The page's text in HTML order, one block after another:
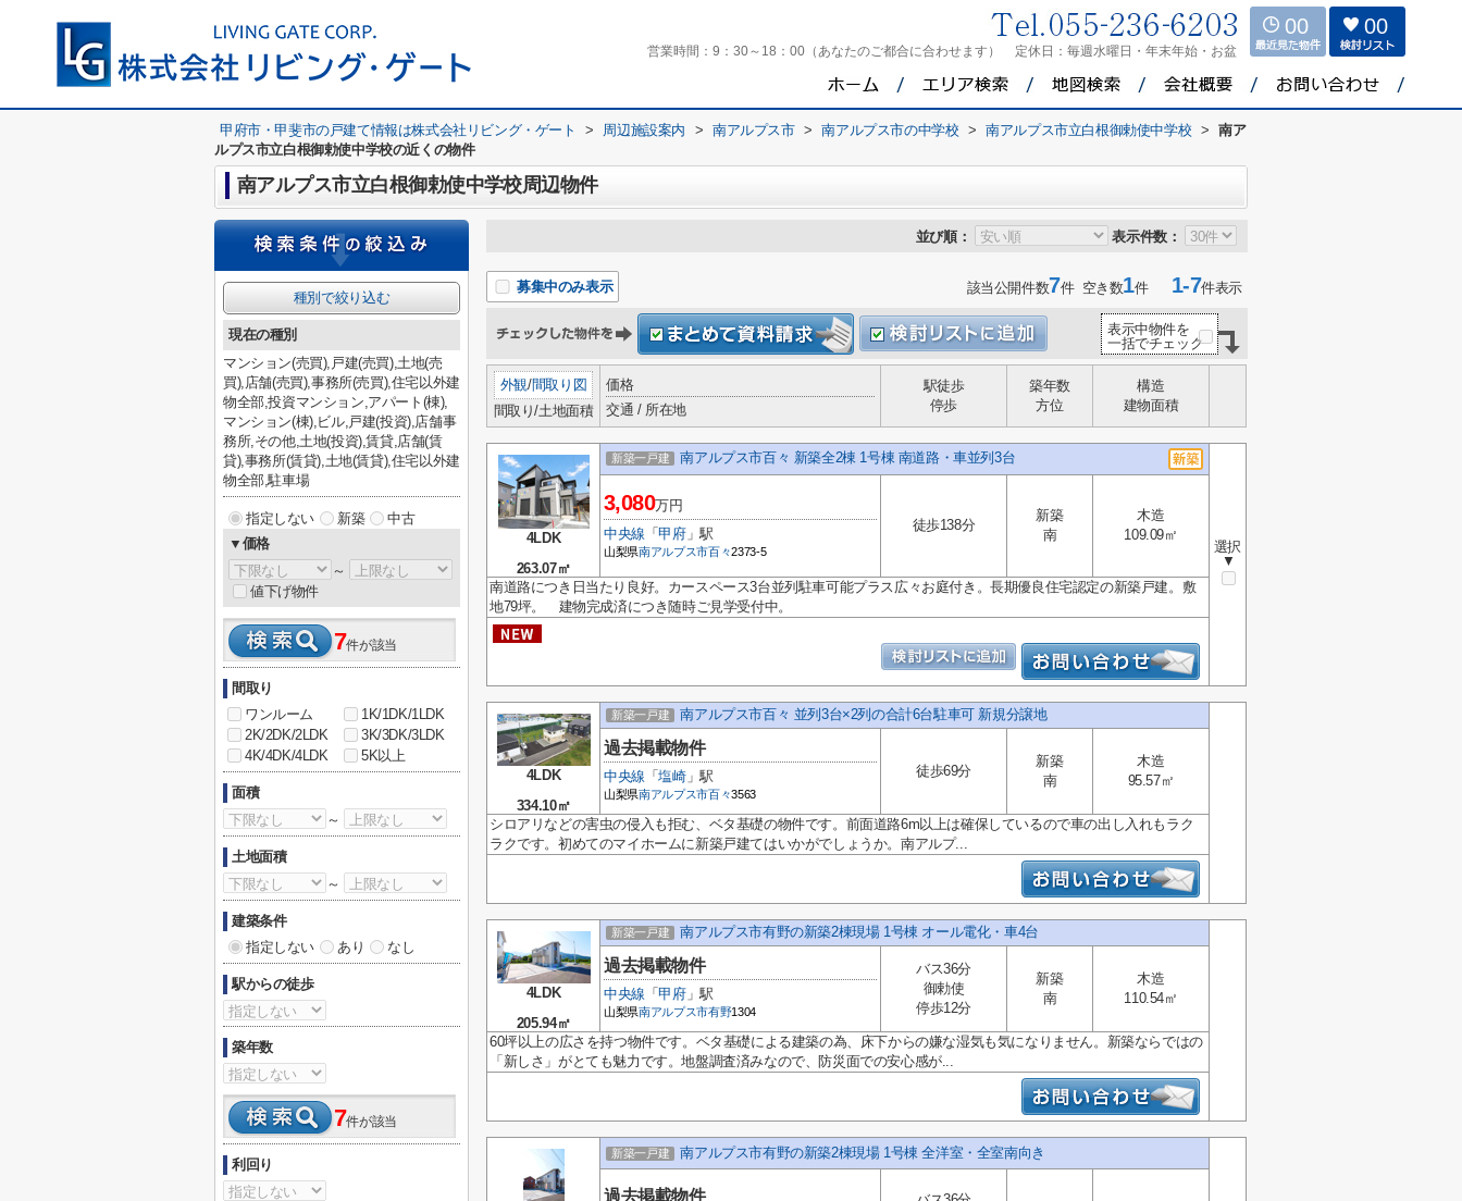
営業時間： 9：30～18：00（あなたのご都合に合わせます） 定休日： 毎週水曜日・年末年始・お盆
00 00
甲府市・甲斐市の戸建て情報は株式会社リビング・ゲート > 周辺施設案内 > 南アルプス市 > 南アルプス市の中学校 > 南アルプス市立白根御勅使中学校 >
南ア
ルプス市立白根御勅使中学校の近くの物件
南アルプス市立白根御勅使中学校周辺物件
並び順： 表示件数：
募集中のみ表示 該当公開件数7件 空き数1件1-7件表示
表示中物件を
一括でチェック
外観/間取り図
間取り/土地面積
価格
交通 / 所在地
駅徒歩
停歩
築年数
方位
構造
建物面積
4LDK
263.07㎡
新築一戸建 南アルプス市百々 新築全2棟 1号棟 南道路・車並列3台
選択
▼
3,080万円
中央線 「甲府」駅
山梨県南アルプス市百々2373-5
徒歩138分
新築
南
木造
109.09㎡
南道路につき日当たり良好。カースペース3台並列駐車可能プラス広々お庭付き。長期優良住宅認定の新築戸建。敷
地79坪。 建物完成済につき随時ご見学受付中。
4LDK
334.10㎡
新築一戸建 南アルプス市百々 並列3台×2列の合計6台駐車可 新規分譲地
過去掲載物件
中央線 「塩崎」駅
山梨県南アルプス市百々3563
徒歩69分
新築
南
木造
95.57㎡
シロアリなどの害虫の侵入も拒む、ベタ基礎の物件です。前面道路6m以上は確保しているので車の出し入れもラク
ラクです。初めてのマイホームに新築戸建てはいかがでしょうか。南アルプ...
4LDK
205.94㎡
新築一戸建 南アルプス市有野の新築2棟現場 1号棟 オール電化・車4台
過去掲載物件
中央線 「甲府」駅
山梨県南アルプス市有野1304
バス36分
御勅使
停歩12分
新築
南
木造
110.54㎡
60坪以上の広さを持つ物件です。ベタ基礎による建築の為、床下からの嫌な湿気も気になりません。新築ならではの
「新しさ」がとても魅力です。地盤調査済みなので、防災面での安心感が...
新築一戸建 南アルプス市有野の新築2棟現場 1号棟 全洋室・全室南向き
過去掲載物件
種別で絞り込む
現在の種別
マンション(売買),戸建(売買),土地(売
買),店舗(売買),事務所(売買),住宅以外建
物全部,投資マンション,アパート(棟),
マンション(棟),ビル,戸建(投資),店舗事
務所,その他,土地(投資),賃貸,店舗(賃
貸),事務所(賃貸),土地(賃貸),住宅以外建
物全部,駐車場
指定しない 新築
中古
▼価格
～
値下げ物件
7件が該当
間取り
ワンルーム
1K/1DK/1LDK
2K/2DK/2LDK
3K/3DK/3LDK
4K/4DK/4LDK
5K以上
面積
～
土地面積
～
建築条件
指定しない
あり なし
駅からの徒歩
築年数
7件が該当
利回り